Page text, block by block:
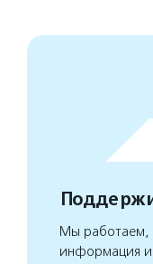
Мы работаем,
информация и